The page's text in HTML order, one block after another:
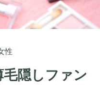
性
毛隠しファン